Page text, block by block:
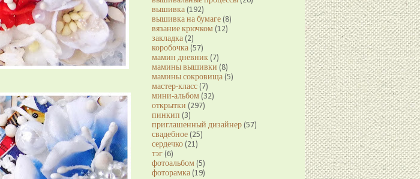
вышивка (192)
вышивка на бумаге (8)
вязание крючком (12)
закладка (2)
коробочка (57)
мамин дневник (7)
мамины вышивки (8)
мамины сокровища (5)
мастер-класс (7)
мини-альбом (32)
открытки (297)
пинкип (3)
приглашенный дизайнер (57)
свадебное (25)
сердечко (21)
тэг (6)
фотоальбом (5)
фоторамка (19)